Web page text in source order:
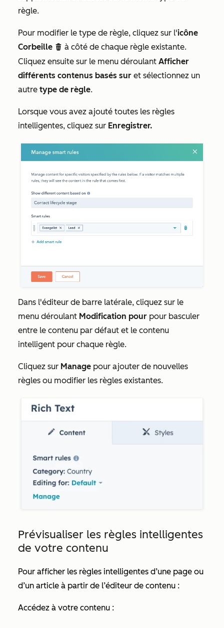
règle.
Pour modifier le type de règle, cliquez sur l'icône
Corbeille delete à côté de chaque règle existante.
Cliquez ensuite sur le menu déroulant Afficher
différents contenus basés sur et sélectionnez un
autre type de règle.
Lorsque vous avez ajouté toutes les règles
intelligentes, cliquez sur Enregistrer.
Dans l'éditeur de barre latérale, cliquez sur le
menu déroulant Modification pour pour basculer
entre le contenu par défaut et le contenu
intelligent pour chaque règle.
Cliquez sur Manage pour ajouter de nouvelles
règles ou modifier les règles existantes.
Prévisualiser les règles intelligentes
de votre contenu
Pour afficher les règles intelligentes d’une page ou
d’un article à partir de l’éditeur de contenu :
Accédez à votre contenu :